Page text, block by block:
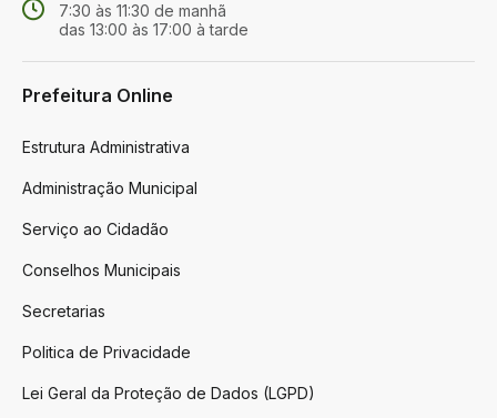
7:30 às 11:30 de manhã
das 13:00 às 17:00 à tarde
Prefeitura Online
Estrutura Administrativa
Administração Municipal
Serviço ao Cidadão
Conselhos Municipais
Secretarias
Politica de Privacidade
Lei Geral da Proteção de Dados (LGPD)